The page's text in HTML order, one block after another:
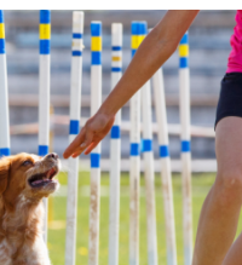
] Wachstumskurven für
] Neue Ergänzungen für Hund
Hunde Nachrichten für unser
im Kreis Gütersloh
zeigt: Gassigehen stellt